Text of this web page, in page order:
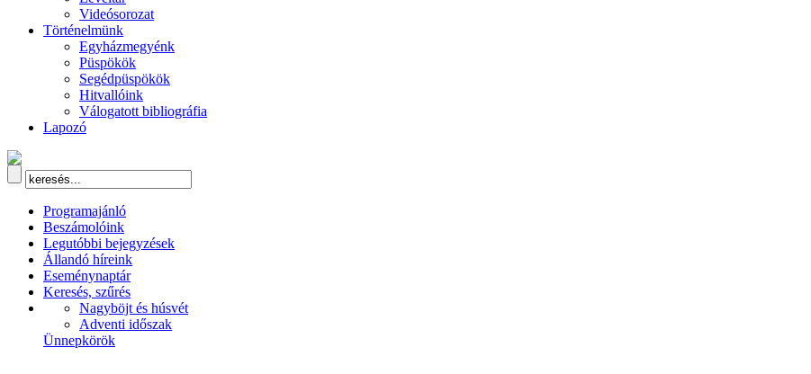
Videósorozat
Történelmünk
Egyházmegyénk
Püspökök
Segédpüspökök
Hitvallóink
Válogatott bibliográfia
Lapozó
Programajánló
Beszámolóink
Legutóbbi bejegyzések
Állandó híreink
Eseménynaptár
Keresés, szűrés
Nagyböjt és húsvét
Adventi időszak
Ünnepkörök